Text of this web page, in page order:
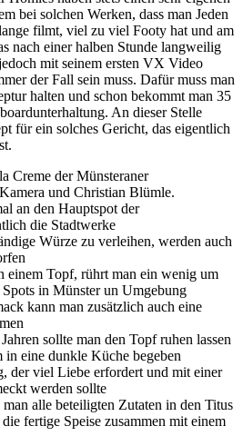
bei solchen Werken, dass man Jeden
filmt, viel zu viel Footy hat und am
nach einer halben Stunde langweilig
mit seinem ersten VX Video
der Fall sein muss. Dafür muss man
halten und schon bekommt man 35
An dieser Stelle
für ein solches Gericht, das eigentlich
Creme der Münsteraner
und Christian Blümle.
an den Hauptspot der
die Stadtwerke
Würze zu verleihen, werden auch
einem Topf, rührt man ein wenig um
in Münster un Umgebung
kann man zusätzlich auch eine
sollte man den Topf ruhen lassen
in eine dunkle Küche begeben
der viel Liebe erfordert und mit einer
werden sollte
alle beteiligten Zutaten in den Titus
fertige Speise zusammen mit einem